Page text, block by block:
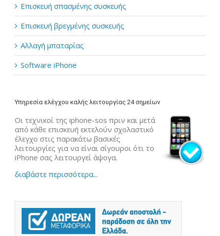
Επισκευή σπασμένης συσκευής
Επισκευή βρεγμένης συσκευής
Αλλαγή μπαταρίας
Software iPhone
Υπηρεσία ελέγχου καλής λειτουργίας 24 σημείων
Οι τεχνικοί της iphone-sos πριν και μετά
από κάθε επισκευή εκτελούν σχολαστικό
έλεγχο στις παρακάτω βασικές
λειτουργίες για να είναι σίγουροι ότι το
iPhone σας λειτουργεί άψογα.
διαβάστε περισσότερα...